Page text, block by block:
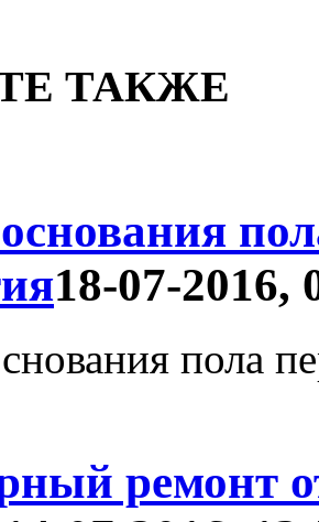
ТАКЖЕ
18-07-2016,
пола
ремонт